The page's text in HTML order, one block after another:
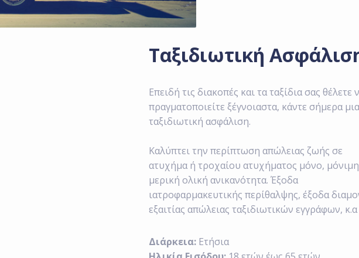
Ταξιδιωτική
Επειδή τις διακοπές και τα ταξίδια σας θέλετε
πραγματοποιείτε ξέγνοιαστα, κάντε σήμερα μια
ταξιδιωτική ασφάλιση.
Καλύπτει την περίπτωση απώλειας ζωής σε
ατυχήμα ή τροχαίου ατυχήματος μόνο,
μερική ολική ανικανότητα. Έξοδα
ιατροφαρμακευτικής περίθαλψης, έξοδα
εξαιτίας απώλειας ταξιδιωτικών εγγράφων, κ.α
Διάρκεια: Ετήσια